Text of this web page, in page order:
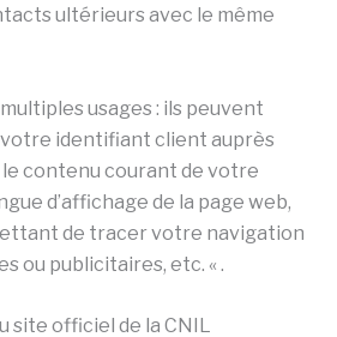
ultérieurs avec le même
usages : ils peuvent
identifiant client auprès
le contenu courant de votre
d’affichage de la page web,
de tracer votre navigation
ou publicitaires, etc. « .
site officiel de la CNIL